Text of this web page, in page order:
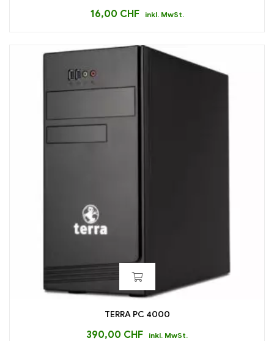
16,00 CHF inkl. MwSt.
TERRA PC 4000
390,00 CHF inkl. MwSt.